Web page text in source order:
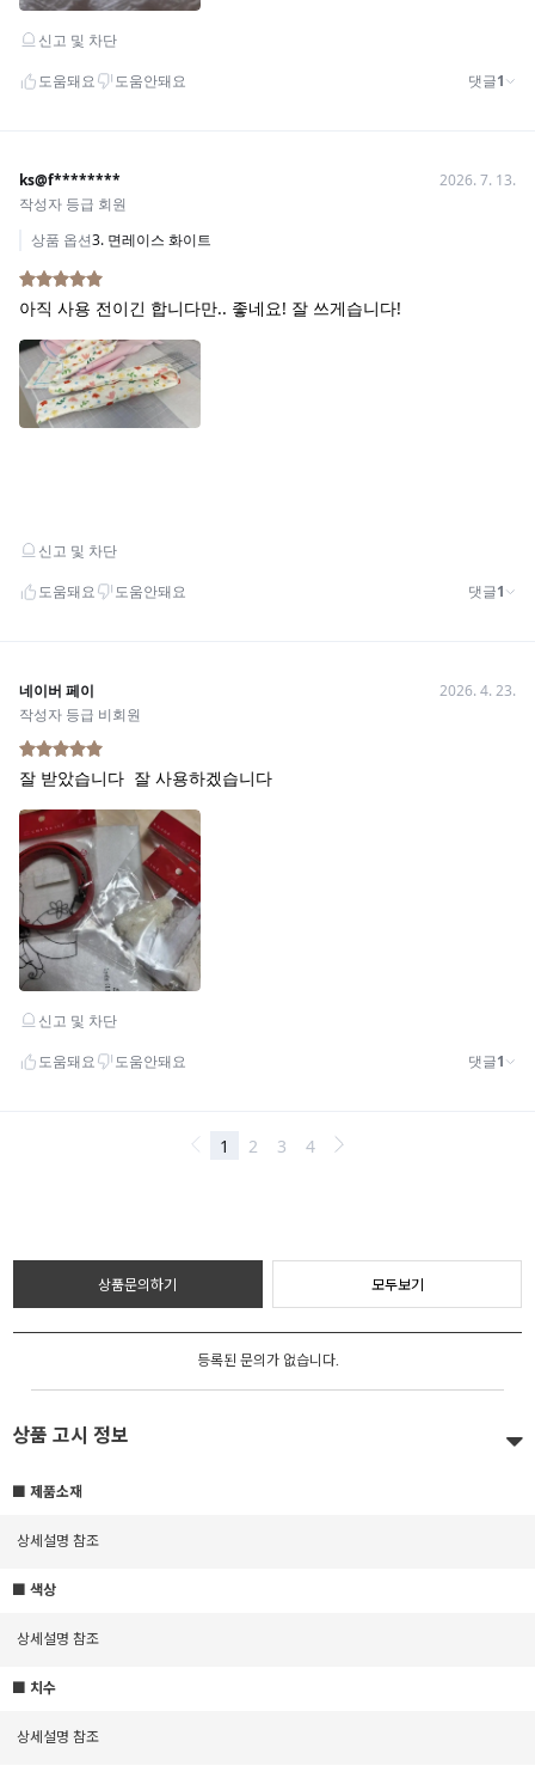
상품문의하기 모두보기
등록된 문의가 없습니다.
상품 고시 정보
■ 제품소재
상세설명 참조
■ 색상
상세설명 참조
■ 치수
상세설명 참조